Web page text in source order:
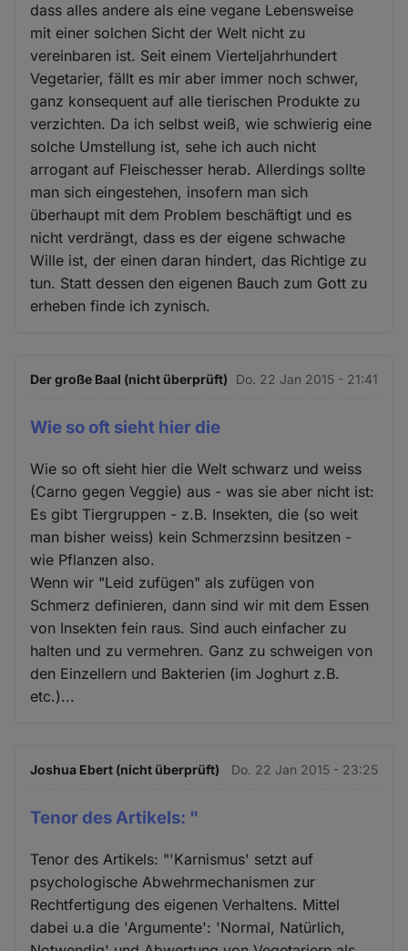
dass alles andere als eine vegane Lebensweise
mit einer solchen Sicht der Welt nicht zu
vereinbaren ist. Seit einem Vierteljahrhundert
Vegetarier, fällt es mir aber immer noch schwer,
ganz konsequent auf alle tierischen Produkte zu
verzichten. Da ich selbst weiß, wie schwierig eine
solche Umstellung ist, sehe ich auch nicht
arrogant auf Fleischesser herab. Allerdings sollte
man sich eingestehen, insofern man sich
überhaupt mit dem Problem beschäftigt und es
nicht verdrängt, dass es der eigene schwache
Wille ist, der einen daran hindert, das Richtige zu
tun. Statt dessen den eigenen Bauch zum Gott zu
erheben finde ich zynisch.
Der große Baal (nicht überprüft) Do. 22 Jan 2015 - 21:41
Wie so oft sieht hier die
Wie so oft sieht hier die Welt schwarz und weiss
(Carno gegen Veggie) aus - was sie aber nicht ist:
Es gibt Tiergruppen - z.B. Insekten, die (so weit
man bisher weiss) kein Schmerzsinn besitzen -
wie Pflanzen also.
Wenn wir "Leid zufügen" als zufügen von
Schmerz definieren, dann sind wir mit dem Essen
von Insekten fein raus. Sind auch einfacher zu
halten und zu vermehren. Ganz zu schweigen von
den Einzellern und Bakterien (im Joghurt z.B.
etc.)...
Joshua Ebert (nicht überprüft) Do. 22 Jan 2015 - 23:25
Tenor des Artikels: "
Tenor des Artikels: "'Karnismus' setzt auf
psychologische Abwehrmechanismen zur
Rechtfertigung des eigenen Verhaltens. Mittel
dabei u.a die 'Argumente': 'Normal, Natürlich,